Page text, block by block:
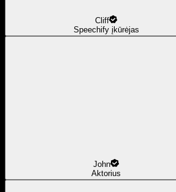
Cliff
Speechify įkūrėjas
John
Aktorius